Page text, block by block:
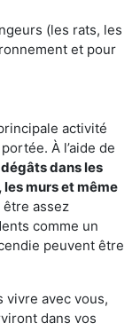
(les rats, les
et pour
activité
À l’aide de
dans les
murs et même
être assez
comme un
peuvent être
vivre avec vous,
dans vos